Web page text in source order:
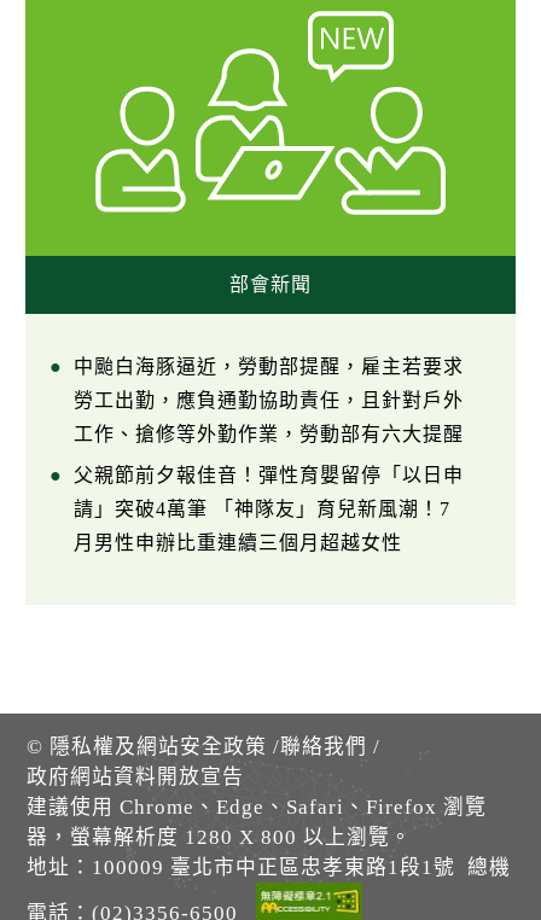
部會新聞
中颱白海豚逼近，勞動部提醒，雇主若要求
勞工出勤，應負通勤協助責任，且針對戶外
工作、搶修等外勤作業，勞動部有六大提醒
父親節前夕報佳音！彈性育嬰留停「以日申
請」突破4萬筆 「神隊友」育兒新風潮！7
月男性申辦比重連續三個月超越女性
© 隱私權及網站安全政策 /聯絡我們 /
政府網站資料開放宣告
建議使用 Chrome、Edge、Safari、Firefox 瀏覽
器，螢幕解析度 1280 X 800 以上瀏覽。
地址：100009 臺北市中正區忠孝東路1段1號 總機
電話：(02)3356-6500